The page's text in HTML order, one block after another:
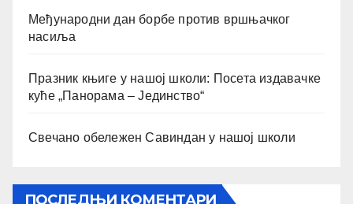
Међународни дан борбе против вршњачког
насиља
Празник књиге у нашој школи: Посета издавачке
куће „Панорама – Јединство“
Свечано обележен Савиндан у нашој школи
ПОСЛЕДЊИ КОМЕНТАРИ